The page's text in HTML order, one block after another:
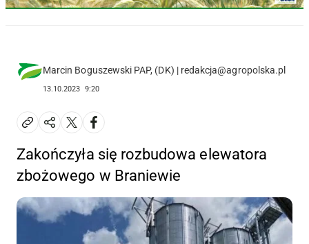
Marcin Boguszewski PAP, (DK) | redakcja@agropolska.pl
13.10.2023 9:20
Zakończyła się rozbudowa elewatora
zbożowego w Braniewie